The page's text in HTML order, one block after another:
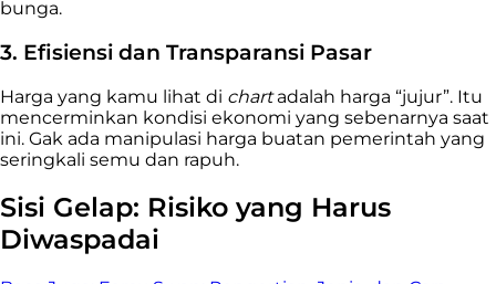
bunga.
3. Efisiensi dan Transparansi Pasar
Harga yang kamu lihat di chartadalah harga “jujur”. Itu
mencerminkan kondisi ekonomi yang sebenarnya saat
ini. Gak ada manipulasi harga buatan pemerintah yang
seringkali semu dan rapuh.
Sisi Gelap: Risiko yang Harus
Diwaspadai